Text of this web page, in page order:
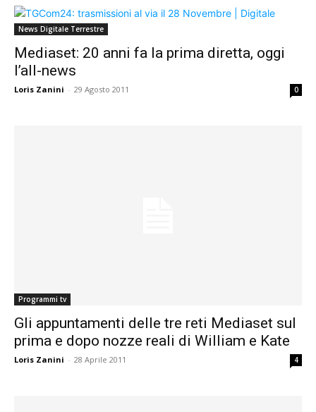
News Digitale Terrestre
Mediaset: 20 anni fa la prima diretta, oggi
l’all-news
Loris Zanini - 29 Agosto 2011 0
Programmi tv
Gli appuntamenti delle tre reti Mediaset sul
prima e dopo nozze reali di William e Kate
Loris Zanini - 28 Aprile 2011 4